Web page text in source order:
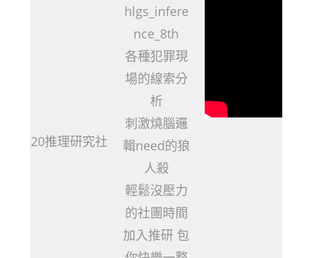
20推理研究社
hlgs_infere
nce_8th
各種犯罪現
場的線索分
析
刺激燒腦邏
輯need的狼
人殺
輕鬆沒壓力
的社團時間
加入推研 包